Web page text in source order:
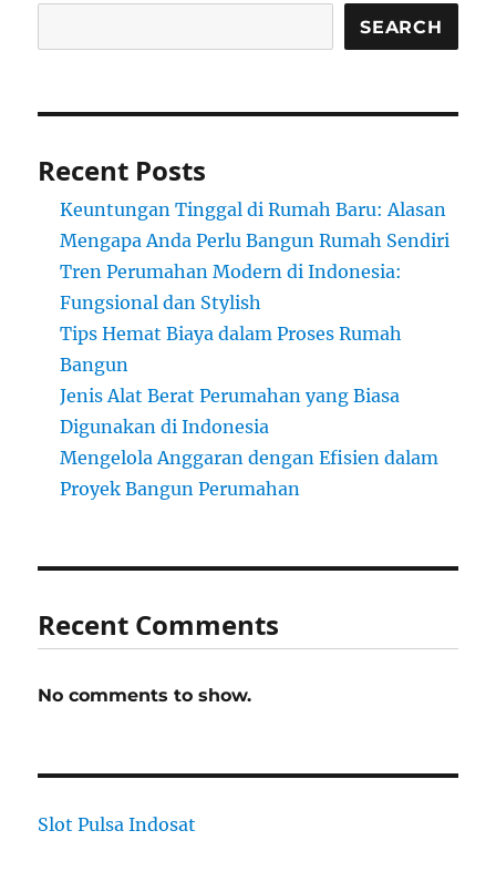
SEARCH
Recent Posts
Keuntungan Tinggal di Rumah Baru: Alasan
Mengapa Anda Perlu Bangun Rumah Sendiri
Tren Perumahan Modern di Indonesia:
Fungsional dan Stylish
Tips Hemat Biaya dalam Proses Rumah
Bangun
Jenis Alat Berat Perumahan yang Biasa
Digunakan di Indonesia
Mengelola Anggaran dengan Efisien dalam
Proyek Bangun Perumahan
Recent Comments
No comments to show.
Slot Pulsa Indosat